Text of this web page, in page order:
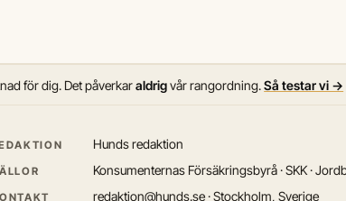
för dig. Det påverkaraldrigvår rangordning.Så testar vi →
Hunds redaktion
Konsumenternas Försäkringsbyrå · SKK ·
redaktion@hunds.se · Stockholm, Sverige